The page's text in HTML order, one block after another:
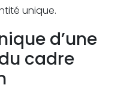
unique.
d’une
cadre